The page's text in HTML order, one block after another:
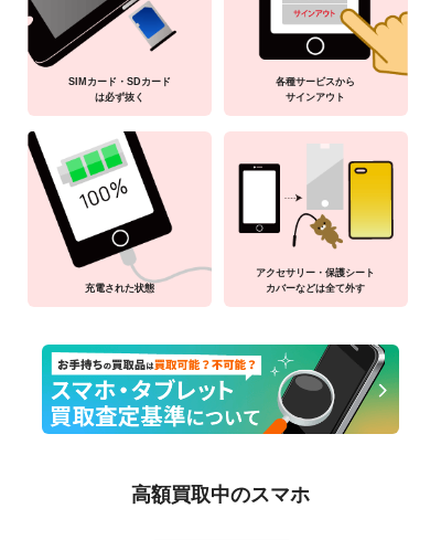
SIMカード・SDカード
は必ず抜く
各種サービスから
サインアウト
充電された状態
アクセサリー・保護シート
カバーなどは全て外す
高額買取中のスマホ